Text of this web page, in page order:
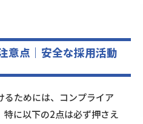
意点｜安全な採用活動
ためには、コンプライア
特に以下の2点は必ず押さえ